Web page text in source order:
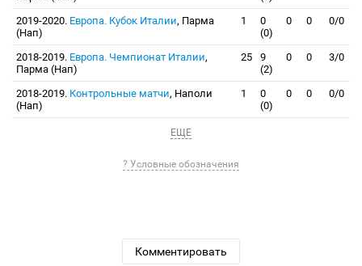
2019-2020. Европа. Кубок Италии, Парма
(Нап)
1
0
(0)
0 0 0/0
2018-2019. Европа. Чемпионат Италии,
Парма (Нап)
25
9
(2)
0 0 3/0
2018-2019. Контрольные матчи, Наполи
(Нап)
1
0
(0)
0 0 0/0
ЕЩЕ
? Условные обозначения
Комментировать